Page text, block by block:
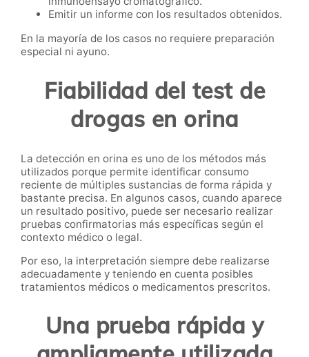
Emitir un informe con los resultados obtenidos.
En la mayoría de los casos no requiere preparación
especial ni ayuno.
Fiabilidad del test de
drogas en orina
La detección en orina es uno de los métodos más
utilizados porque permite identificar consumo
reciente de múltiples sustancias de forma rápida y
bastante precisa. En algunos casos, cuando aparece
un resultado positivo, puede ser necesario realizar
pruebas confirmatorias más específicas según el
contexto médico o legal.
Por eso, la interpretación siempre debe realizarse
adecuadamente y teniendo en cuenta posibles
tratamientos médicos o medicamentos prescritos.
Una prueba rápida y